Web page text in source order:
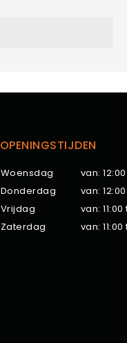
OPENINGSTIJDEN
Woensdag
van:
Donderdag
van:
Vrijdag
van: 11:00
Zaterdag
van: 11:00